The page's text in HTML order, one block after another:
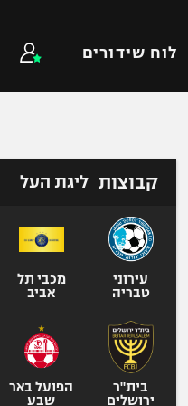
לוח שידורים
טניס
כדורעף
ספורט אולימפי
קבוצות ליגת העל
עירוני
טבריה
מכבי תל
אביב
בית"ר
ירושלים
הפועל באר
שבע